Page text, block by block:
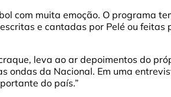
com muita emoção. O programa
e cantadas por Pelé ou
leva ao ar depoimentos do
ondas da Nacional. Em uma
do país.”